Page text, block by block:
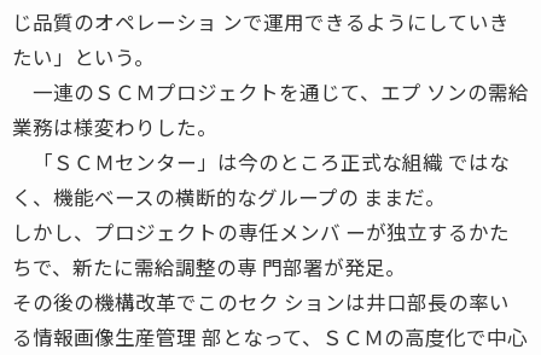
じ品質のオペレーショ ンで運用できるようにしていき
たい」という。
一連のＳＣＭプロジェクトを通じて、エプ ソンの需給
業務は様変わりした。
「ＳＣＭセンター」は今のところ正式な組織 ではな
く、機能ベースの横断的なグループの ままだ。
しかし、プロジェクトの専任メンバ ーが独立するかた
ちで、新たに需給調整の専 門部署が発足。
その後の機構改革でこのセク ションは井口部長の率い
る情報画像生産管理 部となって、ＳＣＭの高度化で中心